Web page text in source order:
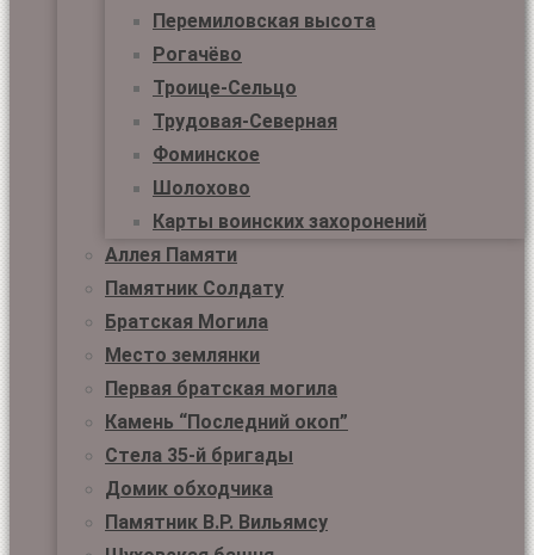
Перемиловская высота
Рогачёво
Троице-Сельцо
Трудовая-Северная
Фоминское
Шолохово
Карты воинских захоронений
Аллея Памяти
Памятник Солдату
Братская Могила
Место землянки
Первая братская могила
Камень “Последний окоп”
Стела 35-й бригады
Домик обходчика
Памятник В.Р. Вильямсу